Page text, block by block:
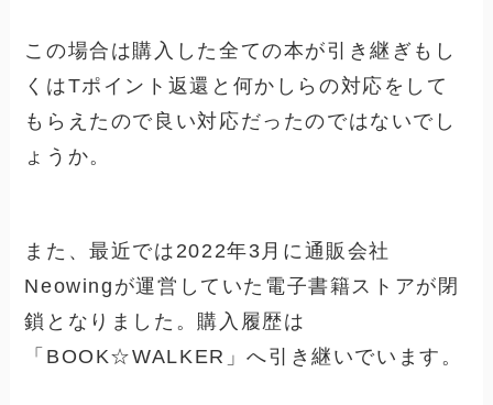
この場合は購入した全ての本が引き継ぎもし
くはTポイント返還と何かしらの対応をして
もらえたので良い対応だったのではないでし
ょうか。
また、最近では2022年3月に通販会社
Neowingが運営していた電子書籍ストアが閉
鎖となりました。購入履歴は
「BOOK☆WALKER」へ引き継いでいます。